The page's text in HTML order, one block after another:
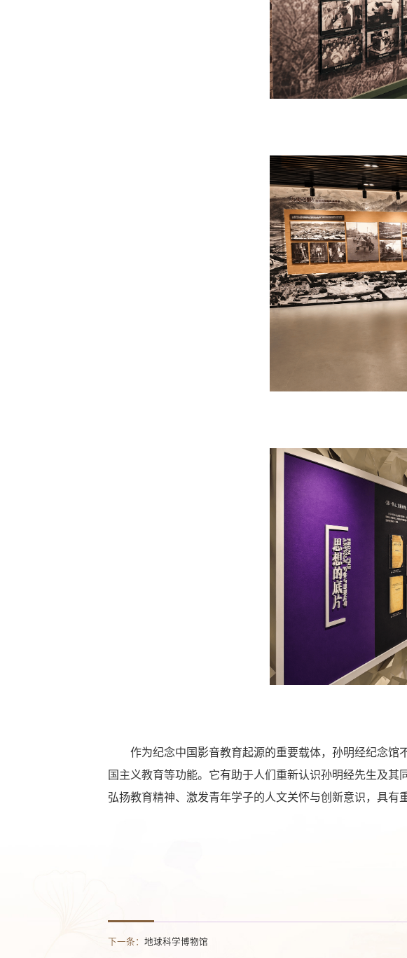
作为纪念中国影音教育起源的重要载体，孙明经纪念
国主义教育等功能。它有助于人们重新认识孙明经先生及
弘扬教育精神、激发青年学子的人文关怀与创新意识，具有
下一条： 地球科学博物馆